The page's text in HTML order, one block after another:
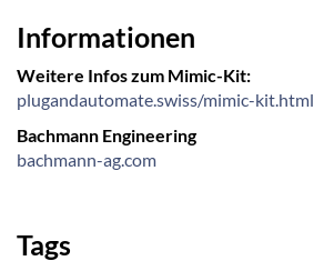
Informationen
Weitere Infos zum Mimic-Kit:
plugandautomate.swiss/mimic-kit.html
Bachmann Engineering
bachmann-ag.com
Tags